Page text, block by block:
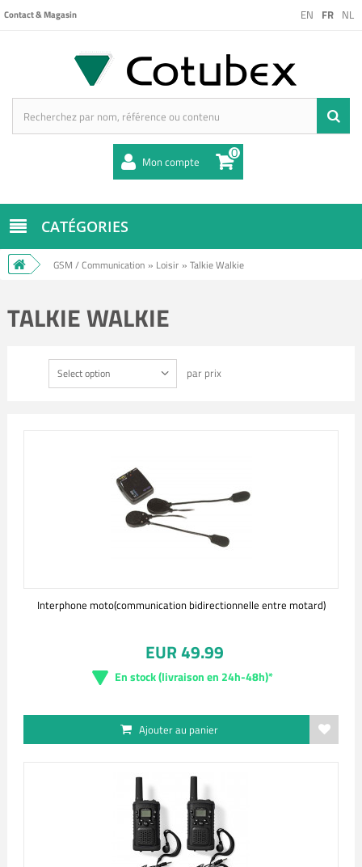
EN FR NL
Contact & Magasin
Mon compte 0
CATÉGORIES
GSM / Communication » Loisir » Talkie Walkie
TALKIE WALKIE
Select option par prix
Interphone moto(communication bidirectionnelle entre motard)
EUR 49.99
En stock (livraison en 24h-48h)*
Ajouter au panier